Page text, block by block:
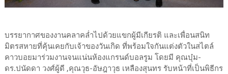
บรรยากาศของงานคลาคล่ำไปด้วยแขกผู้มีเกียรติ และเพื่อนสนิท
มิตรสหายที่คุ้นเคยกับเจ้าของวันเกิด ที่พร้อมใจกันแต่งตัวในสไตล์
คาวบอยมาร่วมงานจนแน่นห้องแกรนด์บอลรูม โดยมี คุณบุ๋ม-
ดร.ปนัดดา วงศ์ผู้ดี ,คุณวุธ-อัษฎาวุธ เหลืองสุนทร รับหน้าที่เป็นพิธีกร